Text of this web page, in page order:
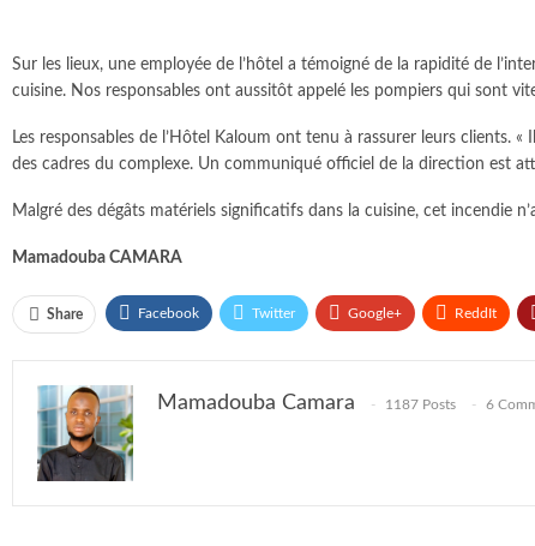
Sur les lieux, une employée de l’hôtel a témoigné de la rapidité de
cuisine. Nos responsables ont aussitôt appelé les pompiers qui sont
Les responsables de l’Hôtel Kaloum ont tenu à rassurer leurs clients.
des cadres du complexe. Un communiqué officiel de la direction est
Malgré des dégâts matériels significatifs dans la cuisine, cet incendie
Mamadouba CAMARA
Share Facebook Twitter Google+ ReddIt
Mamadouba Camara 1187 Posts 6